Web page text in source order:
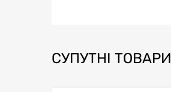
СУПУТНІ ТОВАРИ